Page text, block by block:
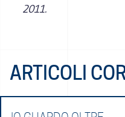
2011.
ARTICOLI